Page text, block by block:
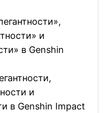
и
в Genshin
и
в Genshin Impact